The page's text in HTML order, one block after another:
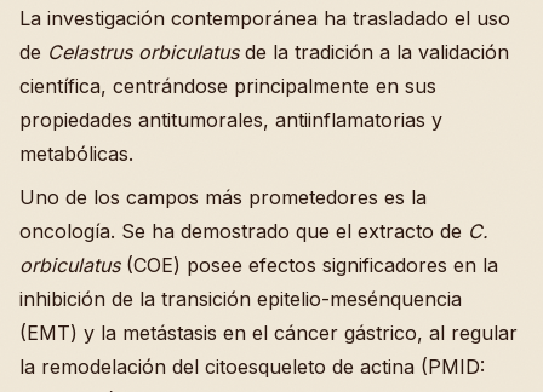
La investigación contemporánea ha trasladado el uso
de Celastrus orbiculatusde la tradición a la validación
científica, centrándose principalmente en sus
propiedades antitumorales, antiinflamatorias y
metabólicas.
Uno de los campos más prometedores es la
oncología. Se ha demostrado que el extracto de C.
orbiculatus(COE) posee efectos significadores en la
inhibición de la transición epitelio-mesénquencia
(EMT) y la metástasis en el cáncer gástrico, al regular
la remodelación del citoesqueleto de actina (PMID: